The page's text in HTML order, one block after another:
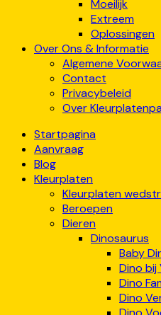
Moeilijk
Extreem
Oplossingen
Over Ons & Informatie
Algemene
Contact
Privacybeleid
Over
Startpagina
Aanvraag
Blog
Kleurplaten
Kleurplaten
Beroepen
Dieren
Dinosaurus
Baby
Dino bij
Dino
Dino